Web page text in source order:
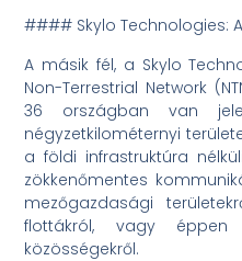
#### Skylo Technologies:
A másik fél, a Skylo
Non-Terrestrial Network
36 országban van
négyzetkilométernyi
a földi infrastruktúra
zökkenőmentes
mezőgazdasági
flottákról, vagy éppen
közösségekről.